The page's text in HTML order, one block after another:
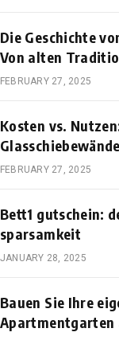
Die Geschichte
Von alten
FEBRUARY 27, 2025
Kosten vs.
FEBRUARY 27, 2025
Bett1 gutschein:
sparsamkeit
JANUARY 28, 2025
Bauen Sie Ihre
Apartmentgarten